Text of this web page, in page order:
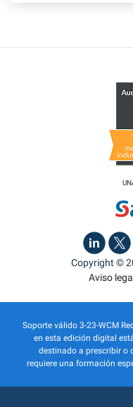
Copyright ©
Aviso
Soporte válido 3-23-WCM
en esta edición digital
destinado a prescribir o
requiere una formación